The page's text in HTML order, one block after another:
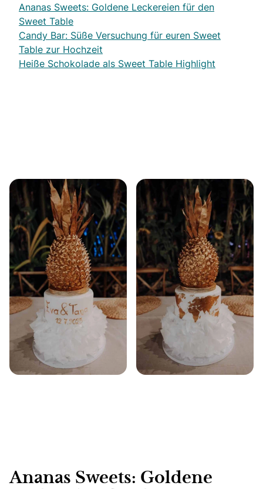
Ananas Sweets: Goldene Leckereien für den
Sweet Table
Candy Bar: Süße Versuchung für euren Sweet
Table zur Hochzeit
Heiße Schokolade als Sweet Table Highlight
Ananas Sweets: Goldene